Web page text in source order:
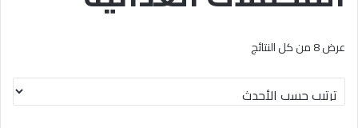
عرض ⁦8⁩ من كل النتائج
الفرز
حسب